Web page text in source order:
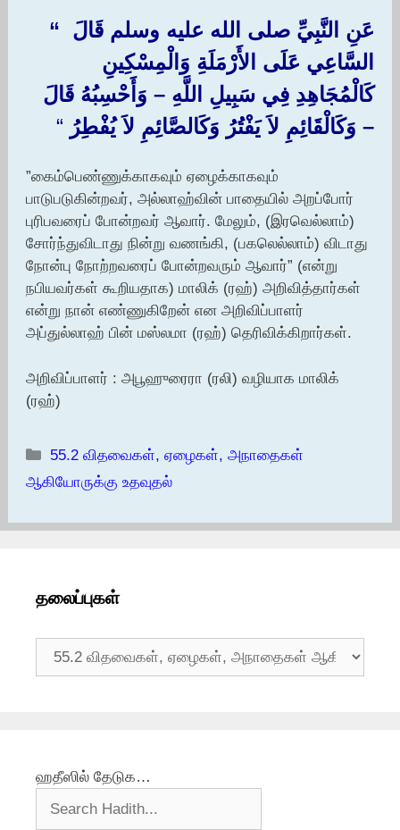
عَنِ النَّبِيِّ صلى الله عليه وسلم قَالَ ‏ “‏
السَّاعِي عَلَى الأَرْمَلَةِ وَالْمِسْكِينِ
كَالْمُجَاهِدِ فِي سَبِيلِ اللَّهِ – وَأَحْسِبُهُ قَالَ
– وَكَالْقَائِمِ لاَ يَفْتُرُ وَكَالصَّائِمِ لاَ يُفْطِرُ ‏ “‏
”கைம்பெண்ணுக்காகவும் ஏழைக்காகவும்
பாடுபடுகின்றவர், அல்லாஹ்வின் பாதையில் அறப்போர்
புரிபவரைப் போன்றவர் ஆவார். மேலும், (இரவெல்லாம்)
சோர்ந்துவிடாது நின்று வணங்கி, (பகலெல்லாம்) விடாது
நோன்பு நோற்றவரைப் போன்றவரும் ஆவார்” (என்று
நபியவர்கள் கூறியதாக) மாலிக் (ரஹ்) அறிவித்தார்கள்
என்று நான் எண்ணுகிறேன் என அறிவிப்பாளர்
அப்துல்லாஹ் பின் மஸ்லமா (ரஹ்) தெரிவிக்கிறார்கள்.
அறிவிப்பாளர் : அபூஹுரைரா (ரலி) வழியாக மாலிக்
(ரஹ்)
Categories
55.2 விதவைகள், ஏழைகள், அநாதைகள்
ஆகியோருக்கு உதவுதல்
தலைப்புகள்
தலைப்புகள்
ஹதீஸில் தேடுக…